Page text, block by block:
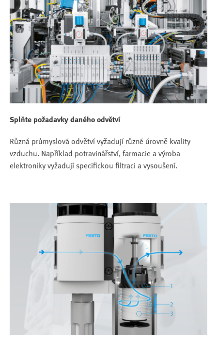
Splňte požadavky daného odvětví
Různá průmyslová odvětví vyžadují různé úrovně kvality
vzduchu. Například potravinářství, farmacie a výroba
elektroniky vyžadují specifickou filtraci a vysoušení.